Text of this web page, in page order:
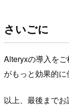
さいごに
Alteryxの導入を
がもっと効果的に
以上、最後までお